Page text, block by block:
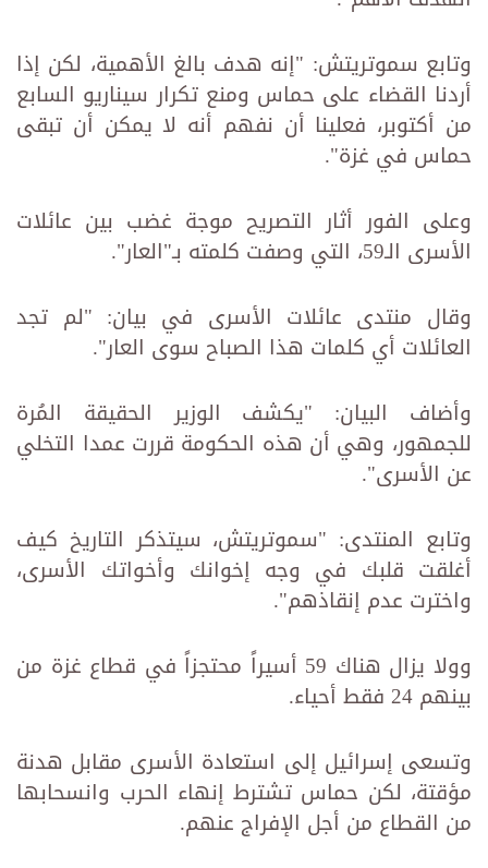
وتابع سموتريتش: "إنه هدف بالغ الأهمية، لكن إذا
أردنا القضاء على حماس ومنع تكرار سيناريو السابع
من أكتوبر، ‏فعلينا أن نفهم أنه لا يمكن أن تبقى
حماس في غزة".‏
وعلى الفور أثار التصريح موجة غضب بين عائلات
الأسرى الـ59، التي وصفت كلمته بـ"العار".‏
وقال منتدى عائلات الأسرى في بيان: "لم تجد
العائلات أي كلمات هذا الصباح سوى العار".‏
وأضاف البيان: "يكشف الوزير الحقيقة المُرة
للجمهور، وهي أن هذه الحكومة قررت عمدا التخلي
عن الأسرى".‏
وتابع المنتدى: "سموتريتش، سيتذكر التاريخ كيف
أغلقت قلبك في وجه إخوانك وأخواتك الأسرى،
واخترت عدم ‏إنقاذهم".‏
وولا يزال هناك 59 أسيراً محتجزاً في قطاع غزة من
بينهم 24 فقط أحياء.‏
وتسعى إسرائيل إلى استعادة الأسرى مقابل هدنة
مؤقتة، لكن حماس تشترط إنهاء الحرب وانسحابها
من القطاع من أجل ‏الإفراج عنهم.‏